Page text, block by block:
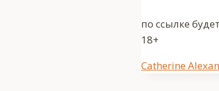
по ссылке
18+
Метки
Catherine